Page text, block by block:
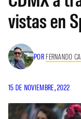
vistas en
POR FERNANDO
15 DE NOVIEMBRE, 2022